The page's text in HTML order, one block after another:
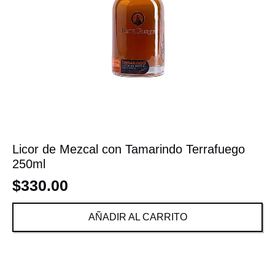
Licor de Mezcal con Tamarindo Terrafuego
250ml
$330.00
AÑADIR AL CARRITO